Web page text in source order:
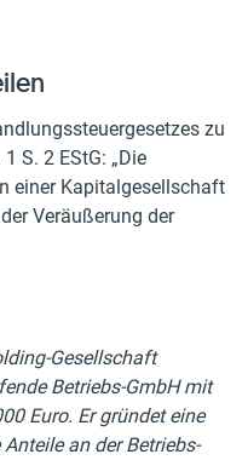
zu
S. 2 EStG: „Die
einer Kapitalgesellschaft
Veräußerung der
Gesellschaft
Betriebs-GmbH mit
Euro. Er gründet eine
an der Betriebs-